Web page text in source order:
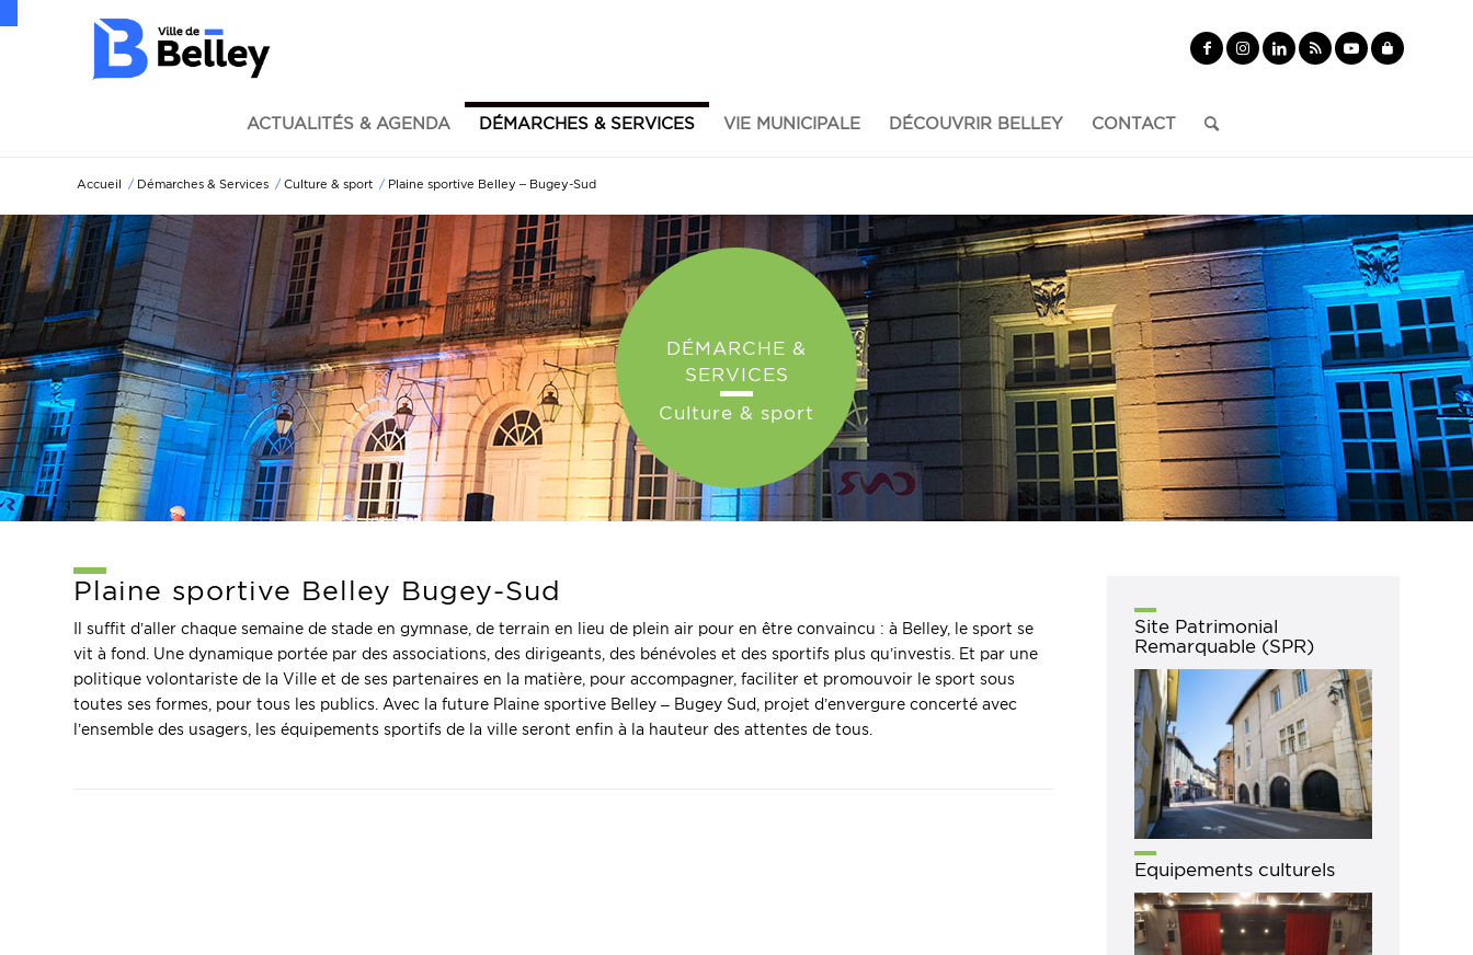
ACTUALITÉS & AGENDA DÉMARCHES & SERVICES VIE MUNICIPALE DÉCOUVRIR BELLEY CONTACT
Accueil / Démarches & Services / Culture & sport / Plaine sportive Belley – Bugey-Sud
DÉMARCHE &
SERVICES
Culture & sport
Plaine sportive Belley Bugey-Sud
Il suffit d’aller chaque semaine de stade en gymnase, de terrain en lieu de plein air pour en être convaincu : à Belley, le sport se
vit à fond. Une dynamique portée par des associations, des dirigeants, des bénévoles et des sportifs plus qu’investis. Et par une
politique volontariste de la Ville et de ses partenaires en la matière, pour accompagner, faciliter et promouvoir le sport sous
toutes ses formes, pour tous les publics. Avec la future Plaine sportive Belley – Bugey Sud, projet d’envergure concerté avec
l’ensemble des usagers, les équipements sportifs de la ville seront enfin à la hauteur des attentes de tous.
Site Patrimonial
Remarquable (SPR)
Equipements culturels